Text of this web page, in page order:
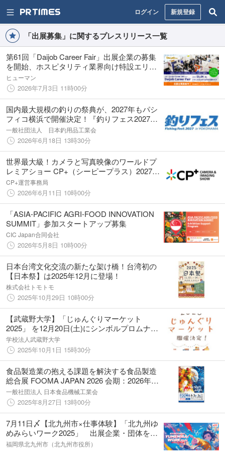
ログイン 新規登録
「出展募集」に関するプレスリリース一覧
第61回「Daijob Career Fair」出展企業の募集
を開始、ホスピタリティ業界向け特設エリア
を設置
ヒューマン
2026年7月3日 11時00分
国内最大規模の釣りの祭典が、2027年もパシ
フィコ横浜で開催決定！『釣りフェス2027
in Yokohama』出展募集 開始のご案内
一般社団法人 日本釣用品工業会
2026年6月18日 13時30分
世界最大級！カメラと写真映像のワールドプ
レミアショー CP+（シーピープラス）2027
出展募集説明会開催のお知らせ
CP+運営事務局
2026年6月11日 10時00分
「ASIA-PACIFIC AGRI-FOOD INNOVATION
SUMMIT」参加スタートアップ募集
CIC Japan合同会社
2026年5月8日 10時00分
日本台湾文化交流の新たな架け橋！台湾初の
【日本祭】は2025年12月に登場！
株式会社トモトモ
2025年10月29日 10時00分
【武蔵野大学】「じゅんぐりマーケット
2025」 を12月20日(土)にシンボルプロムナー
ド公園にて開催
学校法人武蔵野大学
2025年10月1日 15時30分
食品製造業の抱える課題を解決する食品製造
総合展 FOOMA JAPAN 2026 会期：2026年6
月2日（火）～5日（金）の４日間 2025年9
月1日（月）より、出展受付開始！
一般社団法人 日本食品機械工業会
2025年8月27日 13時00分
7月11日〆【北九州市×仕事体験】「北九州ゆ
めみらいワーク2025」 出展企業・団体を二
次募集受付中！
福岡県北九州市（北九州市役所）